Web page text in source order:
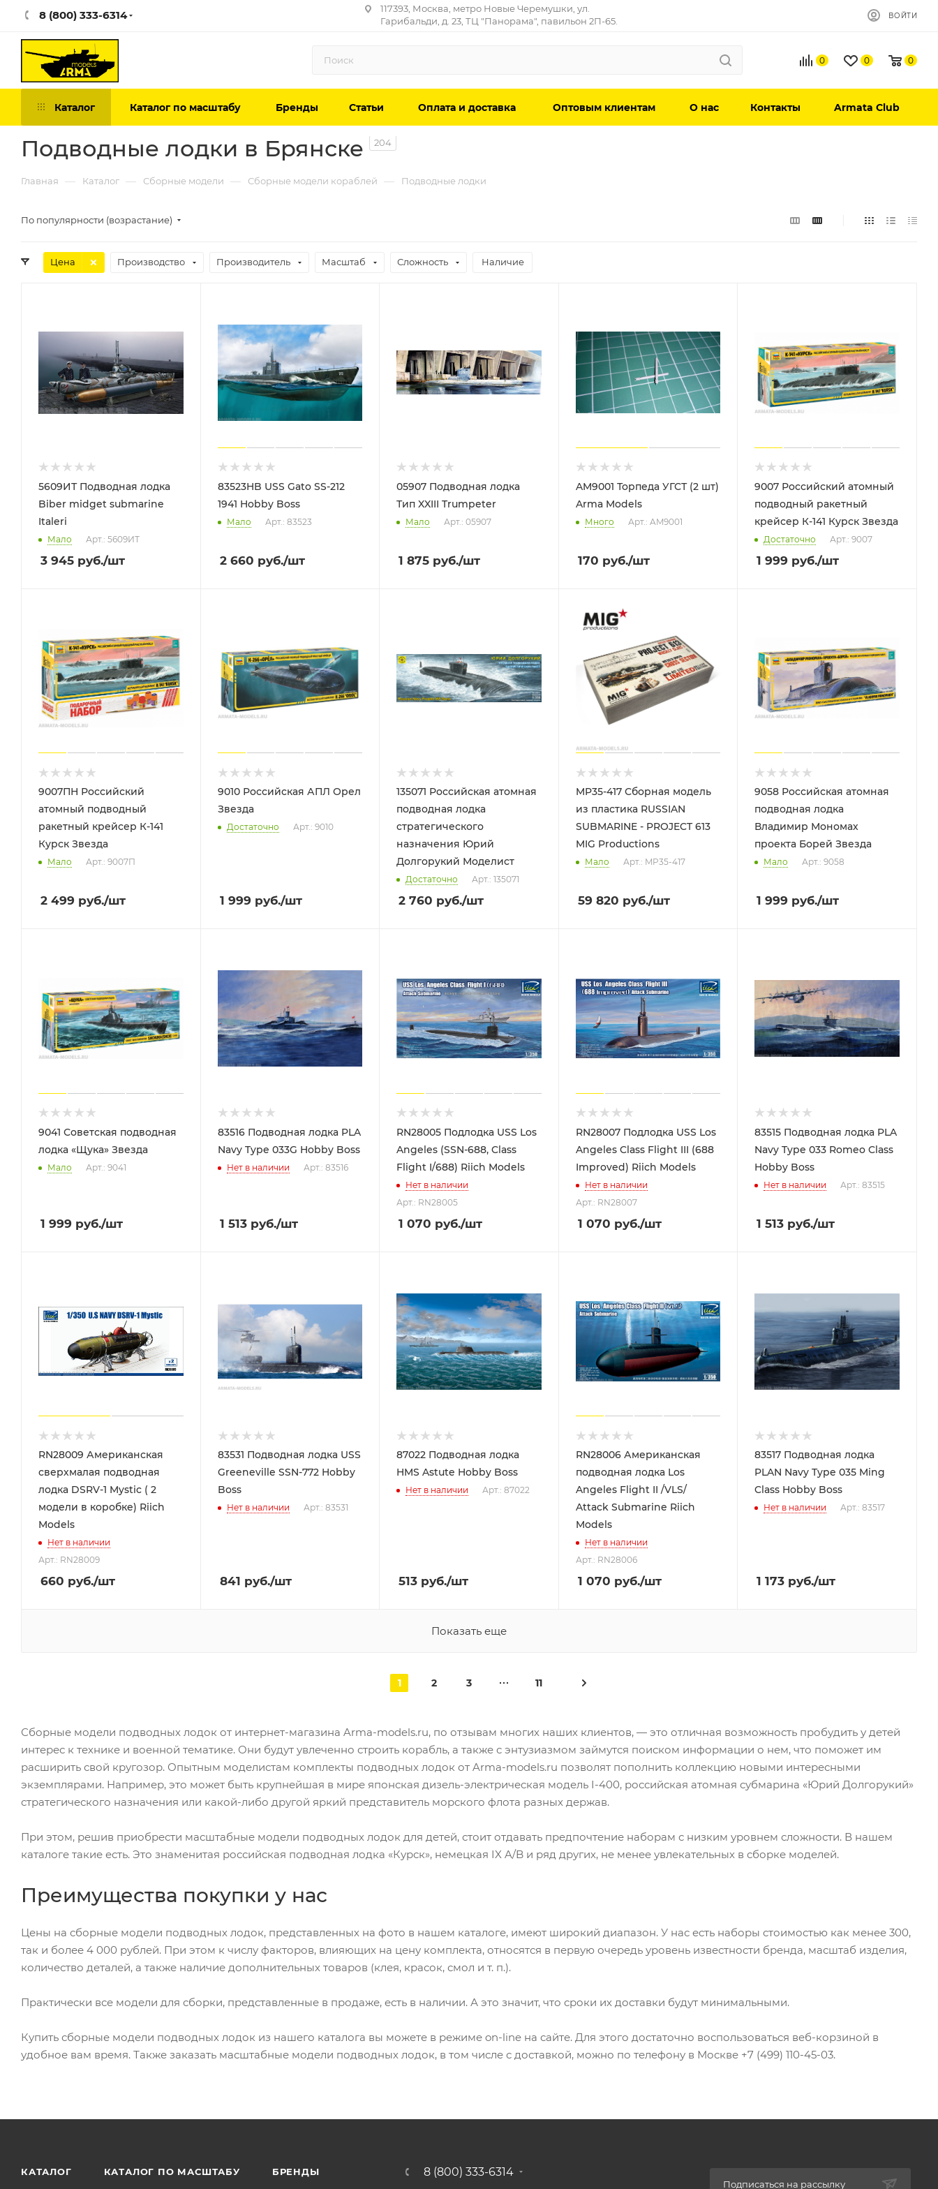
8 (800) 333-6314
117393, Москва, метро Новые Черемушки, ул.
Гарибальди, д. 23, ТЦ "Панорама", павильон 2П-65.
ВОЙТИ
0 0 0
Каталог Каталог по масштабу Бренды Статьи Оплата и доставка Оптовым клиентам О нас Контакты Armata Club
Подводные лодки в Брянске 204
Главная — Каталог — Сборные модели — Сборные модели кораблей — Подводные лодки
По популярности (возрастание)
Цена Производство Производитель Масштаб Сложность Наличие
5609ИТ Подводная лодка
Biber midget submarine
Italeri
Мало Арт.: 5609ИТ
3 945 руб./шт
83523HB USS Gato SS-212
1941 Hobby Boss
Мало Арт.: 83523
2 660 руб./шт
05907 Подводная лодка
Тип XXIII Trumpeter
Мало Арт.: 05907
1 875 руб./шт
AM9001 Торпеда УГСТ (2 шт)
Arma Models
Много Арт.: AM9001
170 руб./шт
9007 Российский атомный
подводный ракетный
крейсер К-141 Курск Звезда
Достаточно Арт.: 9007
1 999 руб./шт
9007ПН Российский
атомный подводный
ракетный крейсер К-141
Курск Звезда
Мало Арт.: 9007П
2 499 руб./шт
9010 Российская АПЛ Орел
Звезда
Достаточно Арт.: 9010
1 999руб./шт
135071 Российская атомная
подводная лодка
стратегического
назначения Юрий
Долгорукий Моделист
Достаточно Арт.: 135071
2 760 руб./шт
MP35-417 Сборная модель
из пластика RUSSIAN
SUBMARINE - PROJECT 613
MIG Productions
Мало Арт.: MP35-417
59 820 руб./шт
9058 Российская атомная
подводная лодка
Владимир Мономах
проекта Борей Звезда
Мало Арт.: 9058
1 999 руб./шт
9041 Советская подводная
лодка «Щука» Звезда
Мало Арт.: 9041
1 999 руб./шт
83516 Подводная лодка PLA
Navy Type 033G Hobby Boss
Нет в наличии Арт.: 83516
1 513руб./шт
RN28005 Подлодка USS Los
Angeles (SSN-688, Class
Flight I/688) Riich Models
Нет в наличии
Арт.: RN28005
1 070 руб./шт
RN28007 Подлодка USS Los
Angeles Class Flight III (688
Improved) Riich Models
Нет в наличии
Арт.: RN28007
1 070 руб./шт
83515 Подводная лодка PLA
Navy Type 033 Romeo Class
Hobby Boss
Нет в наличии Арт.: 83515
1 513 руб./шт
RN28009 Американская
сверхмалая подводная
лодка DSRV-1 Mystic ( 2
модели в коробке) Riich
Models
Нет в наличии
Арт.: RN28009
660 руб./шт
83531 Подводная лодка USS
Greeneville SSN-772 Hobby
Boss
Нет в наличии Арт.: 83531
841 руб./шт
87022 Подводная лодка
HMS Astute Hobby Boss
Нет в наличии Арт.: 87022
513 руб./шт
RN28006 Американская
подводная лодка Los
Angeles Flight II /VLS/
Attack Submarine Riich
Models
Нет в наличии
Арт.: RN28006
1 070 руб./шт
83517 Подводная лодка
PLAN Navy Type 035 Ming
Class Hobby Boss
Нет в наличии Арт.: 83517
1 173 руб./шт
Показать еще
1 2 3 11
Сборные модели подводных лодок от интернет-магазина Arma-models.ru, по отзывам многих наших клиентов, — это отличная возможность пробудить у детей
интерес к технике и военной тематике. Они будут увлеченно строить корабль, а также с энтузиазмом займутся поиском информации о нем, что поможет им
расширить свой кругозор. Опытным моделистам комплекты подводных лодок от Arma-models.ru позволят пополнить коллекцию новыми интересными
экземплярами. Например, это может быть крупнейшая в мире японская дизель-электрическая модель I-400, российская атомная субмарина «Юрий Долгорукий»
стратегического назначения или какой-либо другой яркий представитель морского флота разных держав.
При этом, решив приобрести масштабные модели подводных лодок для детей, стоит отдавать предпочтение наборам с низким уровнем сложности. В нашем
каталоге такие есть. Это знаменитая российская подводная лодка «Курск», немецкая IX A/B и ряд других, не менее увлекательных в сборке моделей.
Преимущества покупки у нас
Цены на сборные модели подводных лодок, представленных на фото в нашем каталоге, имеют широкий диапазон. У нас есть наборы стоимостью как менее 300,
так и более 4 000 рублей. При этом к числу факторов, влияющих на цену комплекта, относятся в первую очередь уровень известности бренда, масштаб изделия,
количество деталей, а также наличие дополнительных товаров (клея, красок, смол и т. п.).
Практически все модели для сборки, представленные в продаже, есть в наличии. А это значит, что сроки их доставки будут минимальными.
Купить сборные модели подводных лодок из нашего каталога вы можете в режиме on-line на сайте. Для этого достаточно воспользоваться веб-корзиной в
удобное вам время. Также заказать масштабные модели подводных лодок, в том числе с доставкой, можно по телефону в Москве +7 (499) 110-45-03.
КАТАЛОГ КАТАЛОГ ПО МАСШТАБУ БРЕНДЫ 8 (800) 333-6314
Подписаться на рассылку